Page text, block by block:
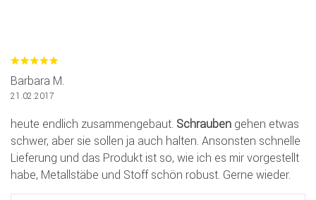
Barbara M.
21.02.2017
heute endlich zusammengebaut. Schrauben gehen etwas
schwer, aber sie sollen ja auch halten. Ansonsten schnelle
Lieferung und das Produkt ist so, wie ich es mir vorgestellt
habe, Metallstäbe und Stoff schön robust. Gerne wieder.